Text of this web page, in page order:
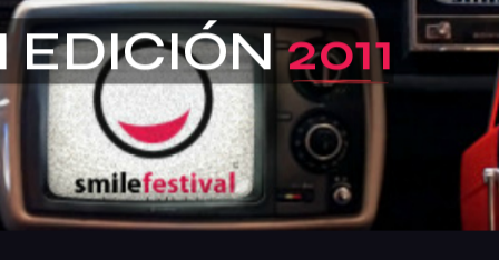
Premios de Honor
Ediciones
Acción Social
Palmarés
Ranking
EDICIÓN2011